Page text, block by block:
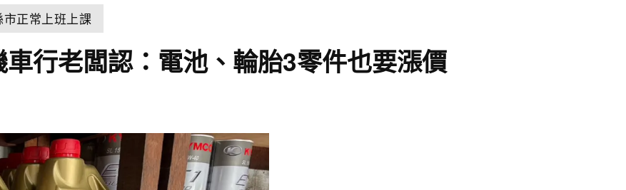
正常上班上課
行老闆認：電池、輪胎3零件也要漲價